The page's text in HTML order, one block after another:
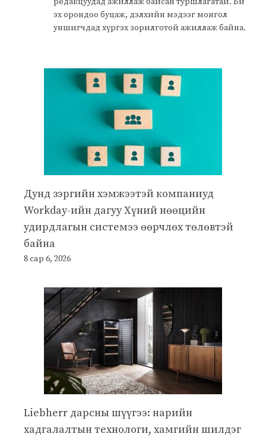
эх орондоо буцаж, дэлхийн мэдээг монгол
уншигчдад хүргэх зорилготой ажиллаж байна.
Дунд зэргийн хэмжээтэй компаниуд
Workday-ийн дагуу Хүний нөөцийн
удирдлагын системээ өөрчлөх төлөвтэй
байна
8 сар 6, 2026
Liebherr дарсны шүүгээ: нарийн
хадгалалтын технологи, хамгийн шилдэг